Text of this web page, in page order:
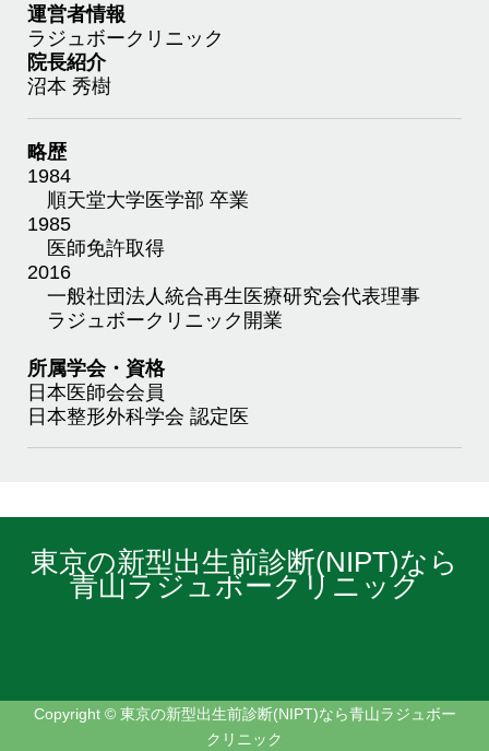
運営者情報
ラジュボークリニック
院長紹介
沼本 秀樹
略歴
1984
順天堂大学医学部 卒業
1985
医師免許取得
2016
一般社団法人統合再生医療研究会代表理事
ラジュボークリニック開業
所属学会・資格
日本医師会会員
日本整形外科学会 認定医
東京の新型出生前診断(NIPT)なら
青山ラジュボークリニック
Copyright © 東京の新型出生前診断(NIPT)なら青山ラジュボー
クリニック